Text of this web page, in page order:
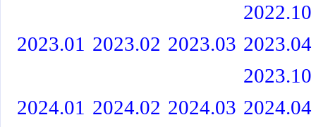
2022.10
2023.01 2023.02 2023.03 2023.04
2023.10
2024.01 2024.02 2024.03 2024.04